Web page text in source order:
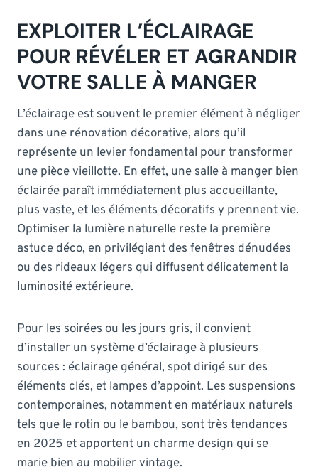
EXPLOITER L’ÉCLAIRAGE
POUR RÉVÉLER ET AGRANDIR
VOTRE SALLE À MANGER
L’éclairage est souvent le premier élément à négliger
dans une rénovation décorative, alors qu’il
représente un levier fondamental pour transformer
une pièce vieillotte. En effet, une salle à manger bien
éclairée paraît immédiatement plus accueillante,
plus vaste, et les éléments décoratifs y prennent vie.
Optimiser la lumière naturelle reste la première
astuce déco, en privilégiant des fenêtres dénudées
ou des rideaux légers qui diffusent délicatement la
luminosité extérieure.
Pour les soirées ou les jours gris, il convient
d’installer un système d’éclairage à plusieurs
sources : éclairage général, spot dirigé sur des
éléments clés, et lampes d’appoint. Les suspensions
contemporaines, notamment en matériaux naturels
tels que le rotin ou le bambou, sont très tendances
en 2025 et apportent un charme design qui se
marie bien au mobilier vintage.